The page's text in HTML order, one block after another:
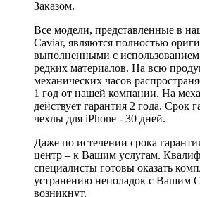
Заказом.
Все модели, представленные в
Caviar, являются полностью
выполненными с
редких материалов. На всю
механических часов
1 год от нашей компании. На
действует гарантия 2 года. Срок
чехлы для iPhone - 30 дней.
Даже по истечении срока
центр – к Вашим услугам.
специалисты готовы оказать
устранению неполадок с Вашим
возникнут.